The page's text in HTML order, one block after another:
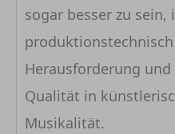
sogar besser zu
Herausforderung
Qualität in
Musikalität.